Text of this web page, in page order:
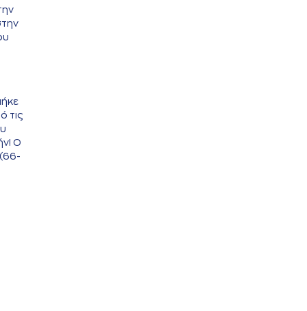
τις
Ο
(66-